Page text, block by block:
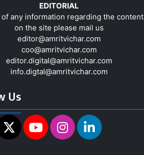
EDITORIAL
of any information regarding the content
on the site please mail us
editor@amritvichar.com
coo@amritvichar.com
editor.digital@amritvichar.com
info.digtal@amritvichar.com
Us